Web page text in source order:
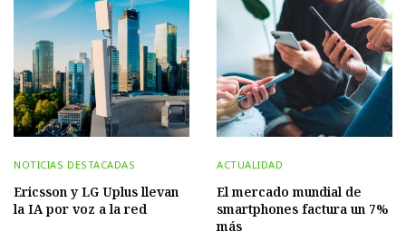
NOTICIAS DESTACADAS
Ericsson y LG Uplus llevan
la IA por voz a la red
ACTUALIDAD
El mercado mundial de
smartphones factura un 7%
más